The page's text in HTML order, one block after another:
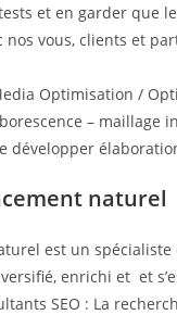
et en garder que
vous, clients et
Optimisation /
–
développer
naturel
est un
enrichi et et
SEO : La